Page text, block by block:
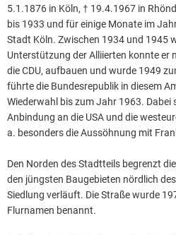
5.1.1876 in Köln, † 19.4.1967 in
bis 1933 und für einige Monate im
Stadt Köln. Zwischen 1934 und 1945
Unterstützung der Alliierten konnte er
die CDU, aufbauen und wurde 1949
führte die Bundesrepublik in diesem
Wiederwahl bis zum Jahr 1963. Dabei
Anbindung an die USA und die
a. besonders die Aussöhnung mit
Den Norden des Stadtteils begrenzt
den jüngsten Baugebieten nördlich
Siedlung verläuft. Die Straße wurde
Flurnamen benannt.